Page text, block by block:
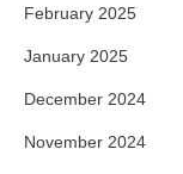
February 2025
January 2025
December 2024
November 2024